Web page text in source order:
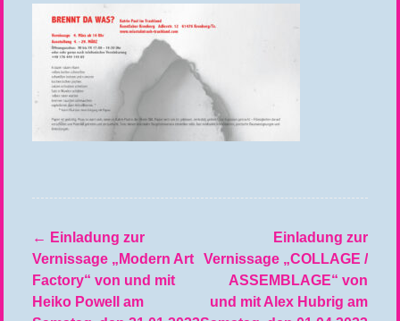
Beitragsnavigation
← Einladung zur
Vernissage „Modern Art
Factory“ von und mit
Heiko Powell am
Einladung zur
Vernissage „COLLAGE /
ASSEMBLAGE“ von
und mit Alex Hubrig am